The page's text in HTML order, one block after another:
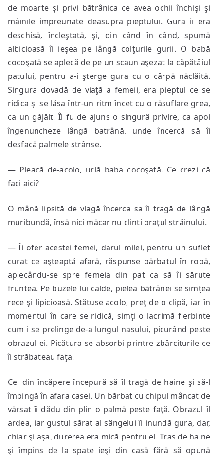
de moarte şi privi bătrânica ce avea ochii închişi şi
mâinile împreunate deasupra pieptului. Gura îi era
deschisă, încleştată, şi, din când în când, spumă
albicioasă îi ieşea pe lângă colţurile gurii. O babă
cocoşată se aplecă de pe un scaun aşezat la căpătâiul
patului, pentru a-i şterge gura cu o cârpă năclăită.
Singura dovadă de viaţă a femeii, era pieptul ce se
ridica şi se lăsa într-un ritm încet cu o răsuflare grea,
ca un gâjâit. Îi fu de ajuns o singură privire, ca apoi
îngenuncheze lângă batrână, unde încercă să îi
desfacă palmele strânse.
— Pleacă de-acolo, urlă baba cocoşată. Ce crezi că
faci aici?
O mână lipsită de vlagă încerca sa îl tragă de lângă
muribundă, însă nici măcar nu clinti braţul străinului.
— Îi ofer acestei femei, darul milei, pentru un suflet
curat ce aşteaptă afară, răspunse bărbatul în robă,
aplecându-se spre femeia din pat ca să îi sărute
fruntea. Pe buzele lui calde, pielea bătrânei se simţea
rece şi lipicioasă. Stătuse acolo, preţ de o clipă, iar în
momentul în care se ridică, simţi o lacrimă fierbinte
cum i se prelinge de-a lungul nasului, picurând peste
obrazul ei. Picătura se absorbi printre zbârciturile ce
îi străbateau faţa.
Cei din încăpere începură să îl tragă de haine şi să-l
împingă în afara casei. Un bărbat cu chipul mâncat de
vărsat îi dădu din plin o palmă peste faţă. Obrazul îl
ardea, iar gustul sărat al sângelui îi inundă gura, dar,
chiar şi aşa, durerea era mică pentru el. Tras de haine
şi împins de la spate ieşi din casă fără să opună